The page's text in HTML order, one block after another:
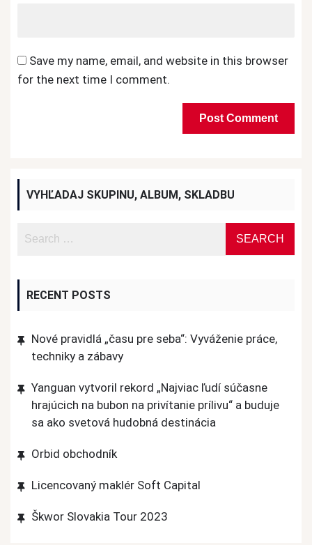
Save my name, email, and website in this browser
for the next time I comment.
VYHĽADAJ SKUPINU, ALBUM, SKLADBU
RECENT POSTS
Nové pravidlá „času pre seba“: Vyváženie práce,
techniky a zábavy
Yanguan vytvoril rekord „Najviac ľudí súčasne
hrajúcich na bubon na privítanie prílivu“ a buduje
sa ako svetová hudobná destinácia
Orbid obchodník
Licencovaný maklér Soft Capital
Škwor Slovakia Tour 2023